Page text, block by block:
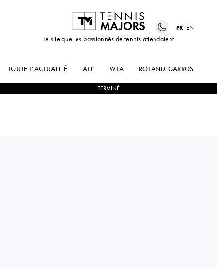
Le site que les passionnés de tennis attendaient
FR EN
TOUTE L’ACTUALITÉ ATP WTA ROLAND-GARROS
TERMINÉ